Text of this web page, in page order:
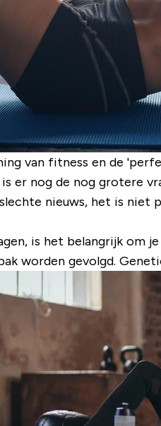
van fitness en de
er nog de nog grotere
nieuws, het is
is het belangrijk om
worden gevolgd.